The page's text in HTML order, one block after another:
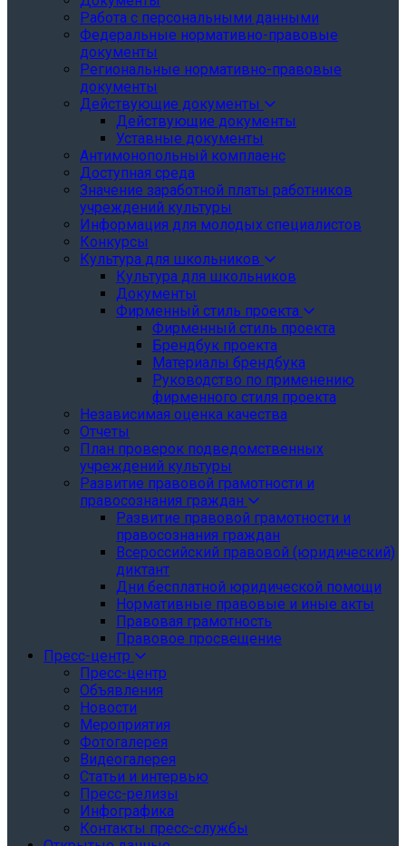
Работа с персональными данными
Федеральные нормативно-правовые
документы
Региональные нормативно-правовые
документы
Действующие документы
Действующие документы
Уставные документы
Антимонопольный комплаенс
Доступная среда
Значение заработной платы работников
учреждений культуры
Информация для молодых специалистов
Конкурсы
Культура для школьников
Культура для школьников
Документы
Фирменный стиль проекта
Фирменный стиль проекта
Брендбук проекта
Материалы брендбука
Руководство по применению
фирменного стиля проекта
Независимая оценка качества
Отчеты
План проверок подведомственных
учреждений культуры
Развитие правовой грамотности и
правосознания граждан
Развитие правовой грамотности и
правосознания граждан
Всероссийский правовой (юридический)
диктант
Дни бесплатной юридической помощи
Нормативные правовые и иные акты
Правовая грамотность
Правовое просвещение
Пресс-центр
Пресс-центр
Объявления
Новости
Мероприятия
Фотогалерея
Видеогалерея
Статьи и интервью
Пресс-релизы
Инфографика
Контакты пресс-службы